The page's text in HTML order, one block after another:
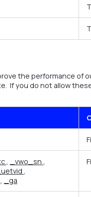
the performance of
If you do not allow
, _vwo_sn ,
_uetvid ,
, _ga